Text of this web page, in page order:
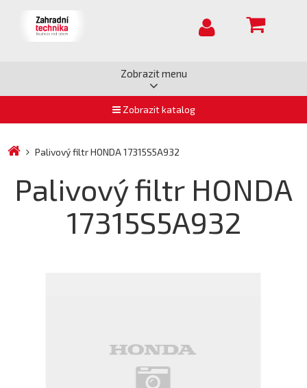
Zobrazit menu
Zobrazit katalog
Palivový filtr HONDA 17315S5A932
Palivový filtr HONDA
17315S5A932